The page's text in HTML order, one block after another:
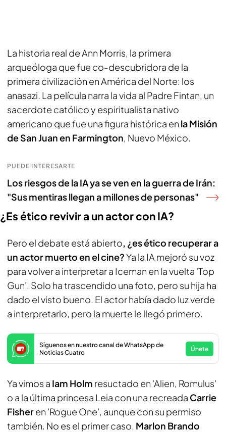
La historia real de Ann Morris, la primera
arqueóloga que fue co-descubridora de la
primera civilización en América del Norte: los
anasazi. La película narra la vida al Padre Fintan, un
sacerdote católico y espiritualista nativo
americano que fue una figura histórica en la Misión
de San Juan en Farmington, Nuevo México.
PUEDE INTERESARTE
Los riesgos de la IA ya se ven en la guerra de Irán:
"Sus mentiras llegan a millones de personas"
¿Es ético revivir a un actor con IA?
Pero el debate está abierto, ¿es ético recuperar a
un actor muerto en el cine?Ya la IA mejoró su voz
para volver a interpretar a Iceman en la vuelta 'Top
Gun'. Solo ha trascendido una foto, pero su hija ha
dado el visto bueno. El actor había dado luz verde
a interpretarlo, pero la muerte le llegó primero.
Síguenos en nuestro canal de WhatsApp de
Noticias Cuatro
Únete
Ya vimos a Iam Holm resuctado en 'Alien, Romulus'
o a la última princesa Leia con una recreada Carrie
Fisheren 'Rogue One', aunque con su permiso
también. No es el primer caso. Marlon Brando